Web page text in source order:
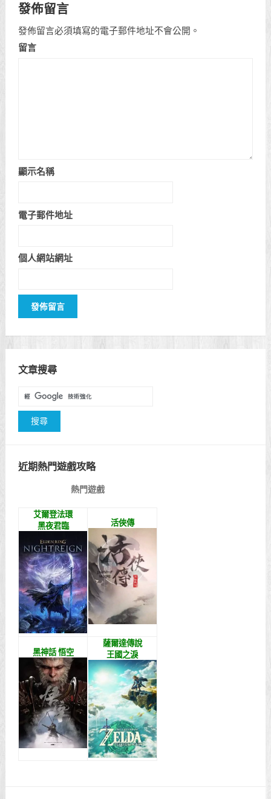
發佈留言
發佈留言必須填寫的電子郵件地址不會公開。
留言
顯示名稱
電子郵件地址
個人網站網址
文章搜尋
近期熱門遊戲攻略
熱門遊戲
艾爾登法環
黑夜君臨
活俠傳
黑神話 悟空
薩爾達傳說
王國之淚